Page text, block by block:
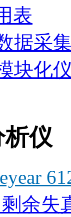
表
据采
块化
析仪
余失